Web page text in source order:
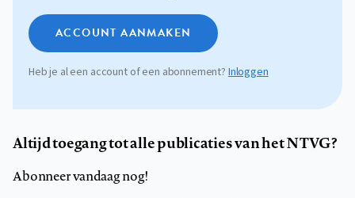
ACCOUNT AANMAKEN
Heb je al een account of een abonnement? Inloggen
Altijd toegang tot alle publicaties van het NTVG?
Abonneer vandaag nog!